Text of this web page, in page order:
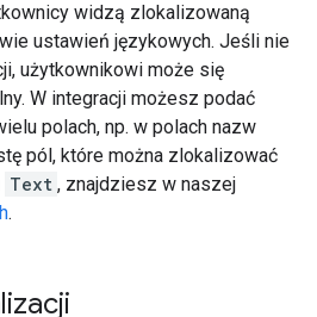
widzą zlokalizowaną
ustawień językowych. Jeśli nie
użytkownikowi może się
W integracji możesz podać
polach, np. w polach nazw
pól, które można zlokalizować
Text , znajdziesz w naszej
.